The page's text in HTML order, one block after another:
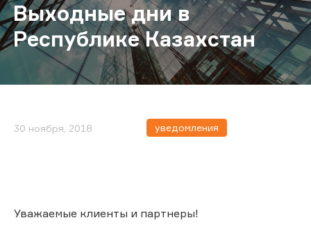
Выходные дни в
Республике Казахстан
30 ноября, 2018 уведомления
Уважаемые клиенты и партнеры!